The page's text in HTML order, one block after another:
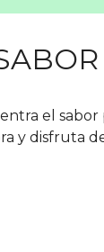
el
y disfruta